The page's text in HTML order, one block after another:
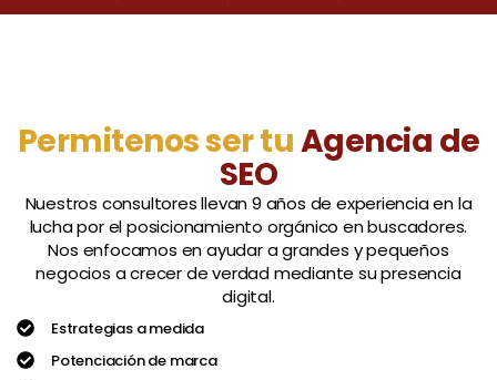
Permitenos ser tuAgencia de
SEO
Nuestros consultores llevan 9 años de experiencia en la
lucha por el posicionamiento orgánico en buscadores.
Nos enfocamos en ayudar a grandes y pequeños
negocios a crecer de verdad mediante su presencia
digital.
Estrategias a medida
Potenciación de marca